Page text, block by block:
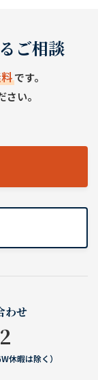
ご相談
です。
い。
わせ
休暇は除く）